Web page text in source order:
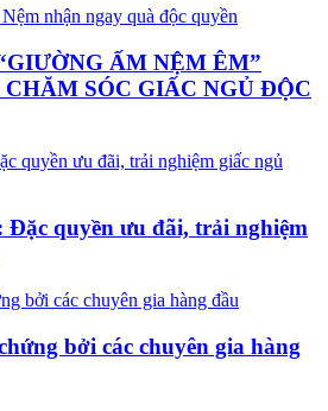
ẤM NỆM ÊM”
SÓC GIẤC NGỦ ĐỘC
quyền ưu đãi, trải nghiệm
bởi các chuyên gia hàng